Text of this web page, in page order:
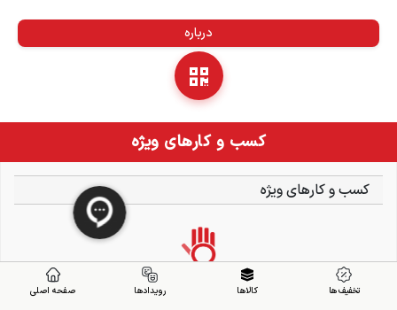
درباره
کسب و کارهای ویژه
کسب و کارهای ویژه
تخفیف ها کالاها رویدادها صفحه اصلی